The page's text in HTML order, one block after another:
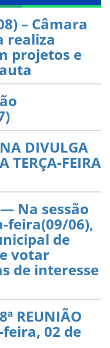
– Câmara
realiza
projetos e
DIVULGA
TERÇA-FEIRA
— Na sessão
feira(09/06),
de
votar
de interesse
REUNIÃO
02 de